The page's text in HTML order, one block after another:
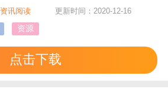
资讯阅读 更新时间：2020-12-16
资源
点击下载